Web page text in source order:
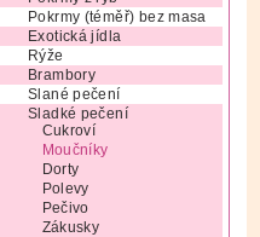
Pokrmy (téměř) bez masa
Exotická jídla
Rýže
Brambory
Slané pečení
Sladké pečení
Cukroví
Moučníky
Dorty
Polevy
Pečivo
Zákusky